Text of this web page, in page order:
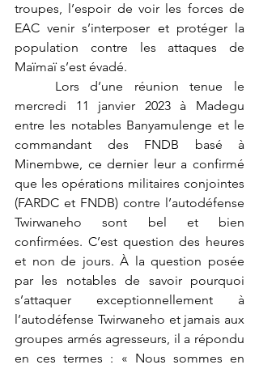
troupes, l’espoir de voir les forces de
EAC venir s’interposer et protéger la
population contre les attaques de
Maïmaï s’est évadé.
mercredi 11 janvier 2023 à Madegu
entre les notables Banyamulenge et le
commandant des FNDB basé à
Minembwe, ce dernier leur a confirmé
que les opérations militaires conjointes
(FARDC et FNDB) contre l’autodéfense
Twirwaneho sont bel et bien
confirmées. C’est question des heures
et non de jours. À la question posée
par les notables de savoir pourquoi
s’attaquer exceptionnellement à
l’autodéfense Twirwaneho et jamais aux
groupes armés agresseurs, il a répondu
en ces termes : « Nous sommes en